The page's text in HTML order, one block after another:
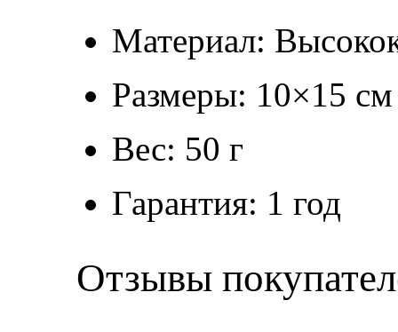
Материал:
Размеры: 10×15 см
Вес: 50 г
Гарантия: 1 год
Отзывы